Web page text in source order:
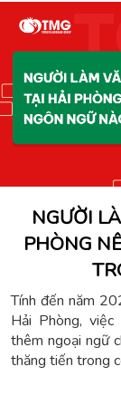
NGƯỜI
PHÒNG
Tính đến năm
Hải Phòng,
thêm ngoại ngữ
thăng tiến trong